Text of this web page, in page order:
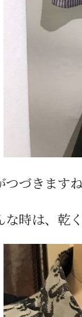
つづきますね
な時は、乾